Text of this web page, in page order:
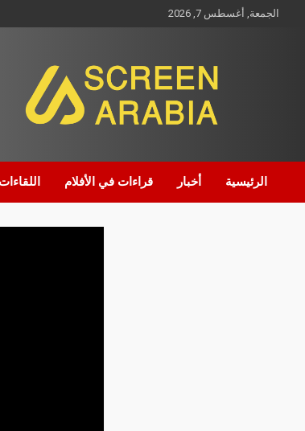
الجمعة, أغسطس 7, 2026
Screen Arabia
الرئيسية أخبار قراءات في الأفلام اللقاءات